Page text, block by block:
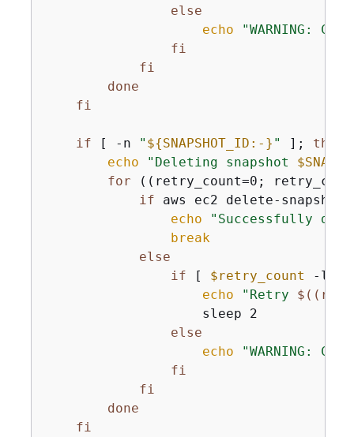
else
echo
"WARNING:
fi
fi
done
fi
if [ -n " ${SNAPSHOT_ID:-} " ]; then
echo
"Deleting snapshot
for ((retry_count=0;
if aws ec2 delete-
echo
"Successfully
break
else
if [ $retry_count -lt
echo
"Retry
                    sleep 2
else
echo
"WARNING:
fi
fi
done
fi